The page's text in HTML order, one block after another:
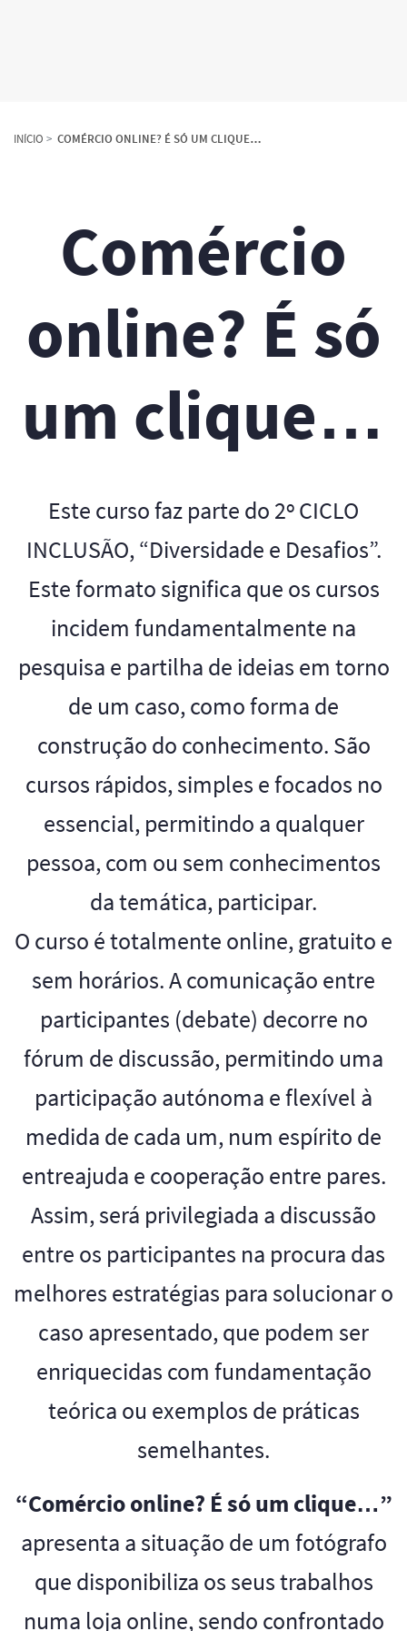
INÍCIO COMÉRCIO ONLINE? É SÓ UM CLIQUE…
Comércio
online? É só
um clique…
Este curso faz parte do 2º CICLO
INCLUSÃO, “Diversidade e Desafios”.
Este formato significa que os cursos
incidem fundamentalmente na
pesquisa e partilha de ideias em torno
de um caso, como forma de
construção do conhecimento. São
cursos rápidos, simples e focados no
essencial, permitindo a qualquer
pessoa, com ou sem conhecimentos
da temática, participar.
O curso é totalmente online, gratuito e
sem horários. A comunicação entre
participantes (debate) decorre no
fórum de discussão, permitindo uma
participação autónoma e flexível à
medida de cada um, num espírito de
entreajuda e cooperação entre pares.​
Assim, será privilegiada a discussão
entre os participantes na procura das
melhores estratégias para solucionar o
caso apresentado, que podem ser
enriquecidas com fundamentação
teórica ou exemplos de práticas
semelhantes.
“Comércio online? É só um clique…”
apresenta a situação de um fotógrafo
que disponibiliza os seus trabalhos
numa loja online, sendo confrontado